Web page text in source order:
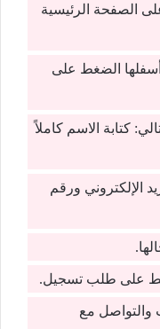
الصفحة الرئيسية
أسفلها الضغط على
كتابة الاسم كاملاً
الإلكتروني ورقم
على طلب تسجيل.
والتواصل مع